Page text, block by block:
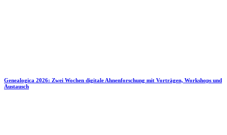
Genealogica 2026: Zwei Wochen digitale Ahnenforschung mit Vorträgen, Workshops und
Austausch